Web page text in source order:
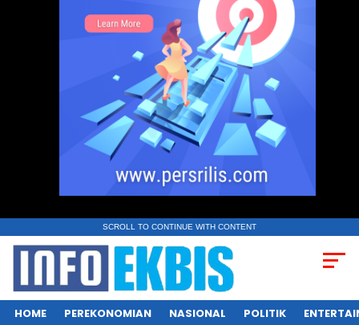
SCROLL TO CONTINUE WITH CONTENT
HOME PEREKONOMIAN NASIONAL POLITIK